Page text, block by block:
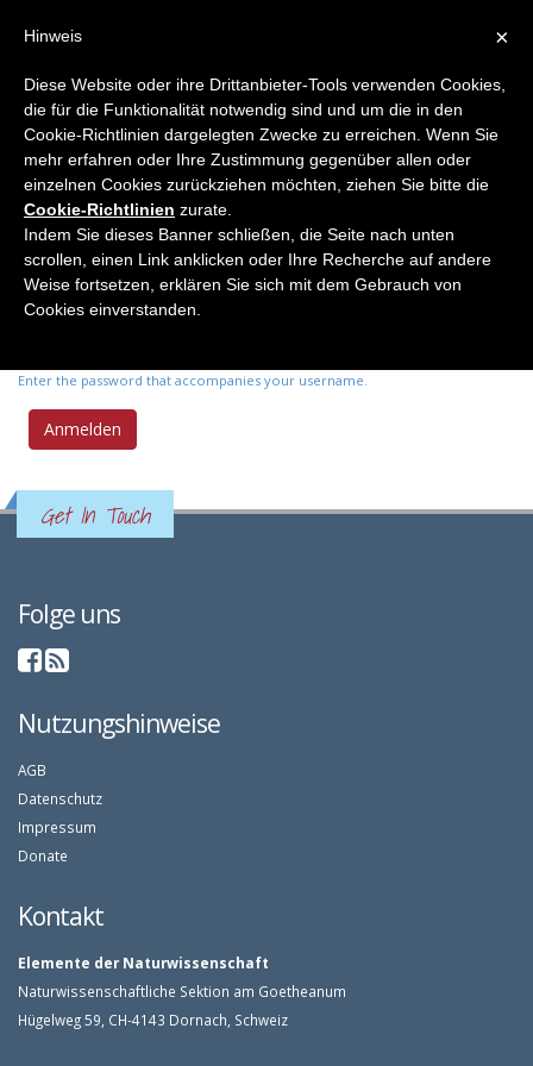
Primary tabs
Anmelden(active
tab)
Neues Passwort anfordern
Benutzername*
Enter your Elemente der Naturwissenschaft username.
Passwort *
Enter the password that accompanies your username.
Get In Touch
Folge uns
Nutzungshinweise
AGB
Datenschutz
Impressum
Donate
Kontakt
Elemente der Naturwissenschaft
Naturwissenschaftliche Sektion am Goetheanum
Hügelweg 59, CH-4143 Dornach, Schweiz
×
Hinweis
Diese Website oder ihre Drittanbieter-Tools verwenden Cookies,
die für die Funktionalität notwendig sind und um die in den
Cookie-Richtlinien dargelegten Zwecke zu erreichen. Wenn Sie
mehr erfahren oder Ihre Zustimmung gegenüber allen oder
einzelnen Cookies zurückziehen möchten, ziehen Sie bitte die
Cookie-Richtlinien zurate.
Indem Sie dieses Banner schließen, die Seite nach unten
scrollen, einen Link anklicken oder Ihre Recherche auf andere
Weise fortsetzen, erklären Sie sich mit dem Gebrauch von
Cookies einverstanden.